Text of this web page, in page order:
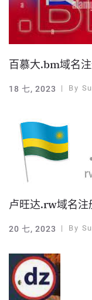
百慕大.bm域名
18 七, 2023 By
卢旺达.rw域名注
20 七, 2023 By